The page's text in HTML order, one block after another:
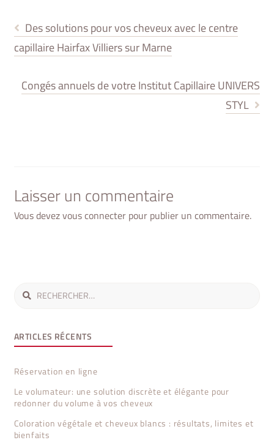
NAVIGATION
DE
Article
précédent :
Des solutions pour vos cheveux avec le centre
capillaire Hairfax Villiers sur Marne
Article
Congés annuels de votre Institut Capillaire UNIVERS
STYL
Laisser un commentaire
Vous devezvous connecterpour publier un commentaire.
Rechercher :
ARTICLES RÉCENTS
Réservation en ligne
Le volumateur: une solution discrète et élégante pour
redonner du volume à vos cheveux
Coloration végétale et cheveux blancs : résultats, limites et
bienfaits